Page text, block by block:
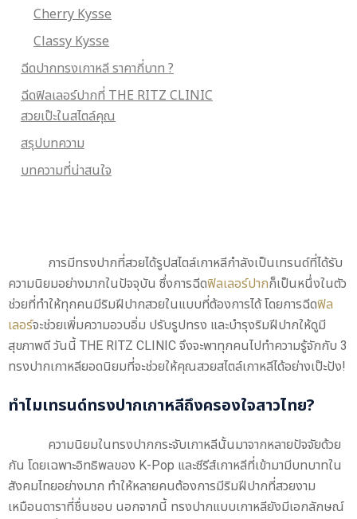
Cherry Kysse
Classy Kysse
ฉีดปากทรงเกาหลี ราคากี่บาท ?
ฉีดฟิลเลอร์ปากที่ THE RITZ CLINIC
สวยเป๊ะในสไตล์คุณ
สรุปบทความ
บทความที่น่าสนใจ
การมีทรงปากที่สวยได้รูปสไตล์เกาหลีกำลังเป็นเทรนด์ที่ได้รับ
ความนิยมอย่างมากในปัจจุบัน ซึ่งการฉีดฟิลเลอร์ปากก็เป็นหนึ่งในตัว
ช่วยที่ทำให้ทุกคนมีริมฝีปากสวยในแบบที่ต้องการได้ โดยการฉีดฟิล
เลอร์จะช่วยเพิ่มความอวบอิ่ม ปรับรูปทรง และบำรุงริมฝีปากให้ดูมี
สุขภาพดี วันนี้ THE RITZ CLINIC จึงจะพาทุกคนไปทำความรู้จักกับ 3
ทรงปากเกาหลียอดนิยมที่จะช่วยให้คุณสวยสไตล์เกาหลีได้อย่างเป๊ะปัง!
ทำไมเทรนด์ทรงปากเกาหลีถึงครองใจสาวไทย?
ความนิยมในทรงปากกระจับเกาหลีนั้นมาจากหลายปัจจัยด้วย
กัน โดยเฉพาะอิทธิพลของ K-Pop และซีรีส์เกาหลีที่เข้ามามีบทบาทใน
สังคมไทยอย่างมาก ทำให้หลายคนต้องการมีริมฝีปากที่สวยงาม
เหมือนดาราที่ชื่นชอบ นอกจากนี้ ทรงปากแบบเกาหลียังมีเอกลักษณ์